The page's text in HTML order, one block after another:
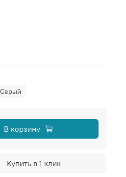
Серый
В корзину
Купить в 1 клик